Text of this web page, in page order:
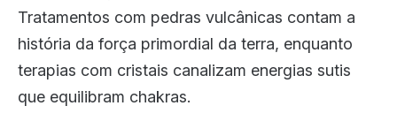
Tratamentos com pedras vulcânicas contam a
história da força primordial da terra, enquanto
terapias com cristais canalizam energias sutis
que equilibram chakras.